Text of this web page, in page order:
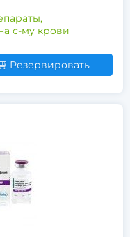
с-му крови
Резервировать